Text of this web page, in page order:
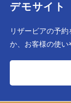
デモサイト
リザービアの予
か、お客様の使い